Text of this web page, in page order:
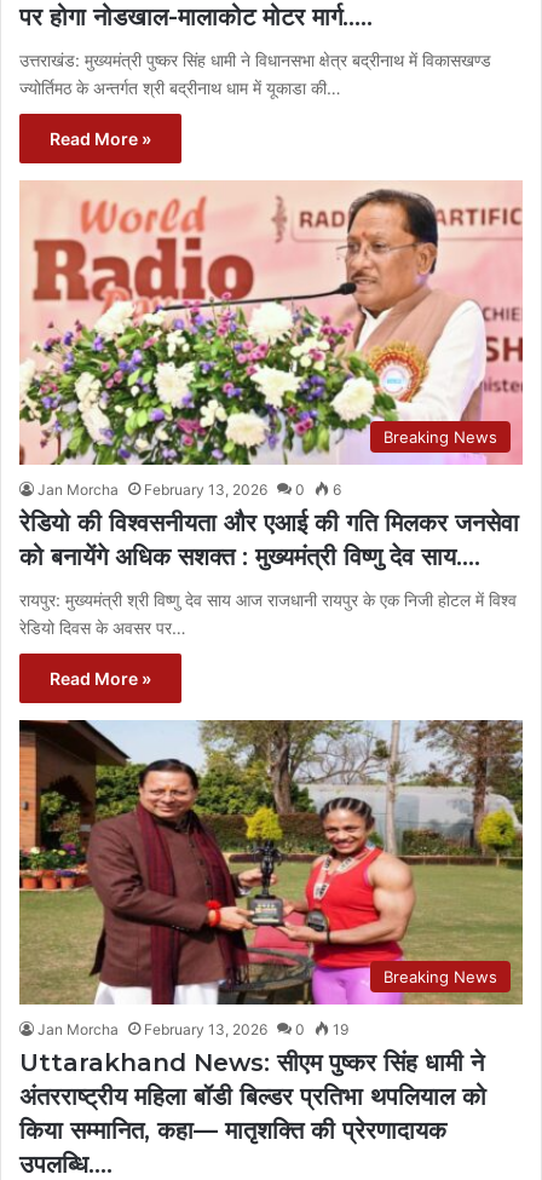
पर होगा नोडखाल-मालाकोट मोटर मार्ग…..
उत्तराखंड: मुख्यमंत्री पुष्कर सिंह धामी ने विधानसभा क्षेत्र बद्रीनाथ में विकासखण्ड
ज्योर्तिमठ के अन्तर्गत श्री बद्रीनाथ धाम में यूकाडा की…
Read More »
Breaking News
Jan Morcha February 13, 2026 0 6
रेडियो की विश्वसनीयता और एआई की गति मिलकर जनसेवा
को बनायेंगे अधिक सशक्त : मुख्यमंत्री विष्णु देव साय….
रायपुर: मुख्यमंत्री श्री विष्णु देव साय आज राजधानी रायपुर के एक निजी होटल में विश्व
रेडियो दिवस के अवसर पर…
Read More »
Breaking News
Jan Morcha February 13, 2026 0 19
Uttarakhand News: सीएम पुष्कर सिंह धामी ने
अंतरराष्ट्रीय महिला बॉडी बिल्डर प्रतिभा थपलियाल को
किया सम्मानित, कहा— मातृशक्ति की प्रेरणादायक
उपलब्धि….